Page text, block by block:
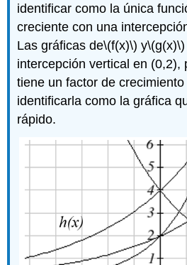
identificar como la única
creciente con una
Las gráficas de\(f(x)\) y\(g(x)\)
intercepción vertical en (0,2),
tiene un factor de
identificarla como la gráfica
rápido.